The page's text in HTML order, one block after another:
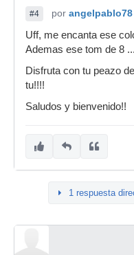
#4 por angelpablo78
Uff, me encanta ese
Ademas ese tom de 8 ...
Disfruta con tu peazo
tu!!!!
Saludos y bienvenido!!
1 respuesta